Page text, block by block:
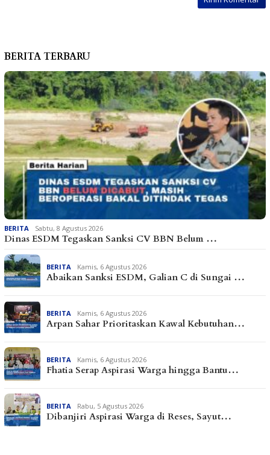
BERITA TERBARU
BERITA Sabtu, 8 Agustus 2026
Dinas ESDM Tegaskan Sanksi CV BBN Belum …
BERITA Kamis, 6 Agustus 2026
Abaikan Sanksi ESDM, Galian C di Sungai …
BERITA Kamis, 6 Agustus 2026
Arpan Sahar Prioritaskan Kawal Kebutuhan…
BERITA Kamis, 6 Agustus 2026
Fhatia Serap Aspirasi Warga hingga Bantu…
BERITA Rabu, 5 Agustus 2026
Dibanjiri Aspirasi Warga di Reses, Sayut…